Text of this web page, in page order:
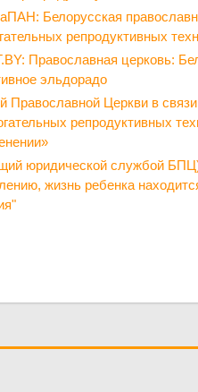
Белорусская
репродуктивных
Православная церковь:
эльдорадо
Православной Церкви в
репродуктивных
юридической службой
жизнь ребенка